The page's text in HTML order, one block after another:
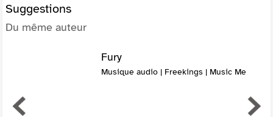
Suggestions
Du même auteur
Fury
Musique audio | Freekings | Music Me